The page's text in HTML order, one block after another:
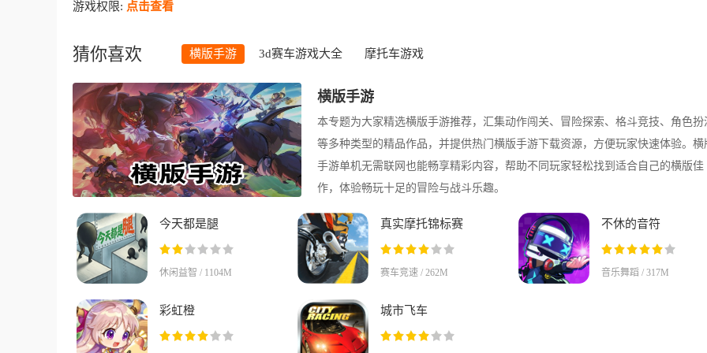
游戏权限: 点击查看
猜你喜欢 横版手游 3d赛车游戏大全 摩托车游戏
横版手游
本专题为大家精选横版手游推荐，汇集动作闯关、冒险探索、格斗竞技、角色扮
等多种类型的精品作品，并提供热门横版手游下载资源，方便玩家快速体验。横
手游单机无需联网也能畅享精彩内容，帮助不同玩家轻松找到适合自己的横版佳
作，体验畅玩十足的冒险与战斗乐趣。
今天都是腿
休闲益智 / 1104M
真实摩托锦标赛
赛车竞速 / 262M
不休的音符
音乐舞蹈 / 317M
彩虹橙 城市飞车